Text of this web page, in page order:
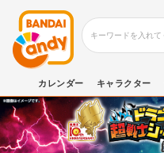
カレンダー キャラクター